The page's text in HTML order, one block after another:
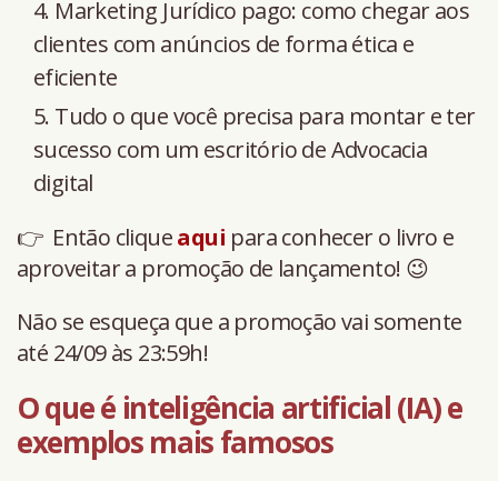
Marketing Jurídico pago: como chegar aos
clientes com anúncios de forma ética e
eficiente
Tudo o que você precisa para montar e ter
sucesso com um escritório de Advocacia
digital
👉 Então cliqueaqui para conhecer o livro e
aproveitar a promoção de lançamento! 😉
Não se esqueça que a promoção vai somente
até 24/09 às 23:59h!
O que é inteligência artificial (IA) e
exemplos mais famosos